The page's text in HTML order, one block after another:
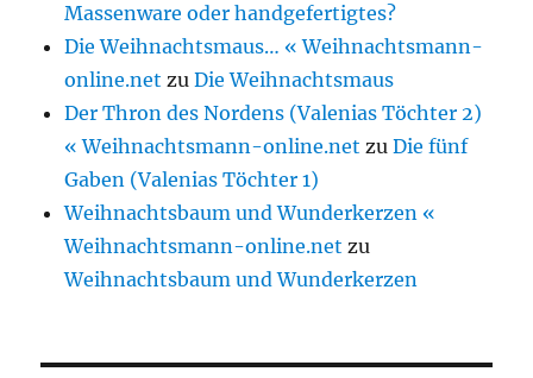
Massenware oder handgefertigtes?
Die Weihnachtsmaus… « Weihnachtsmann-
online.net zuDie Weihnachtsmaus
Der Thron des Nordens (Valenias Töchter 2)
« Weihnachtsmann-online.net zuDie fünf
Gaben (Valenias Töchter 1)
Weihnachtsbaum und Wunderkerzen «
Weihnachtsmann-online.net zu
Weihnachtsbaum und Wunderkerzen